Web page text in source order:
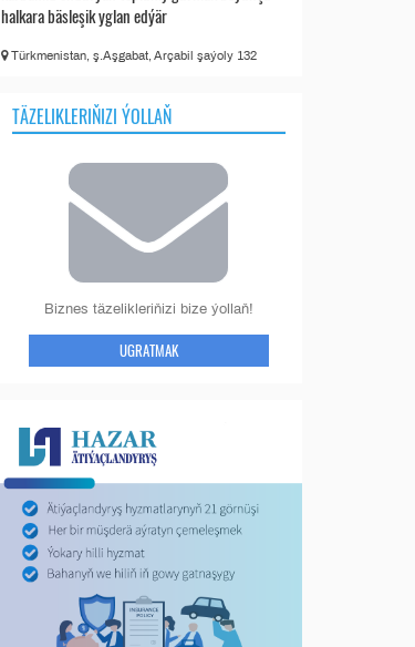
halkara bäsleşik yglan edýär
Türkmenistan, ş.Aşgabat, Arçabil şaýoly 132
TÄZELIKLERIŇIZI ÝOLLAŇ
Biznes täzelikleriňizi bize ýollaň!
UGRATMAK